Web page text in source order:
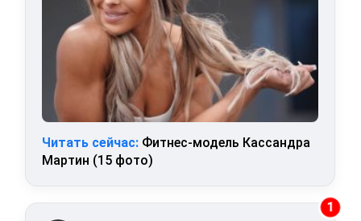
Читать сейчас: Фитнес-модель Кассандра
Мартин (15 фото)
1